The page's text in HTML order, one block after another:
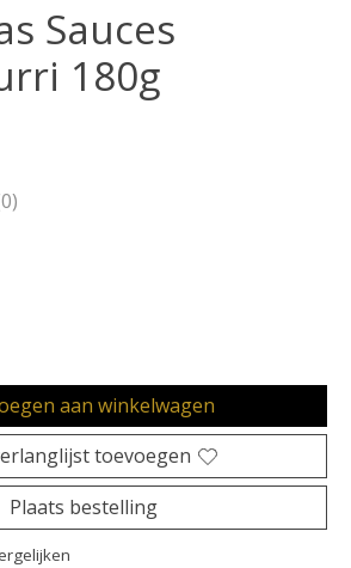
Sauces
180g
dit product is
aan winkelwagen
toevoegen
Plaats bestelling